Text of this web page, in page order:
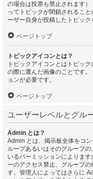
の場合は投票も禁止されます
ってトピックが閉鎖されるこ
ーザー自身が投稿したトピック
ページトップ
トピックアイコンとは？
トピックアイコンとはトピッ
の際に選んだ画像のことです
ョンが必要です。
ページトップ
ユーザーレベルとグル
Admin とは？
Admin とは、掲示板全体をコ
ループあるいはそのグループ
いるパーミッションによりま
ーのアクセス禁止、グループ
す。管理人によってはさらに